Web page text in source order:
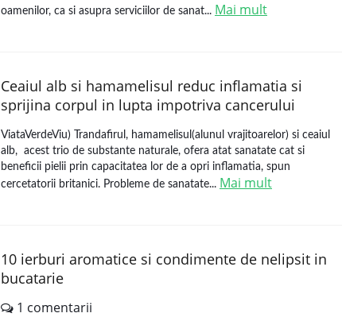
oamenilor, ca si asupra serviciilor de sanat... Mai mult
Ceaiul alb si hamamelisul reduc inflamatia si
sprijina corpul in lupta impotriva cancerului
ViataVerdeViu) Trandafirul, hamamelisul(alunul vrajitoarelor) si ceaiul
alb, acest trio de substante naturale, ofera atat sanatate cat si
beneficii pielii prin capacitatea lor de a opri inflamatia, spun
cercetatorii britanici. Probleme de sanatate... Mai mult
10 ierburi aromatice si condimente de nelipsit in
bucatarie
1 comentarii